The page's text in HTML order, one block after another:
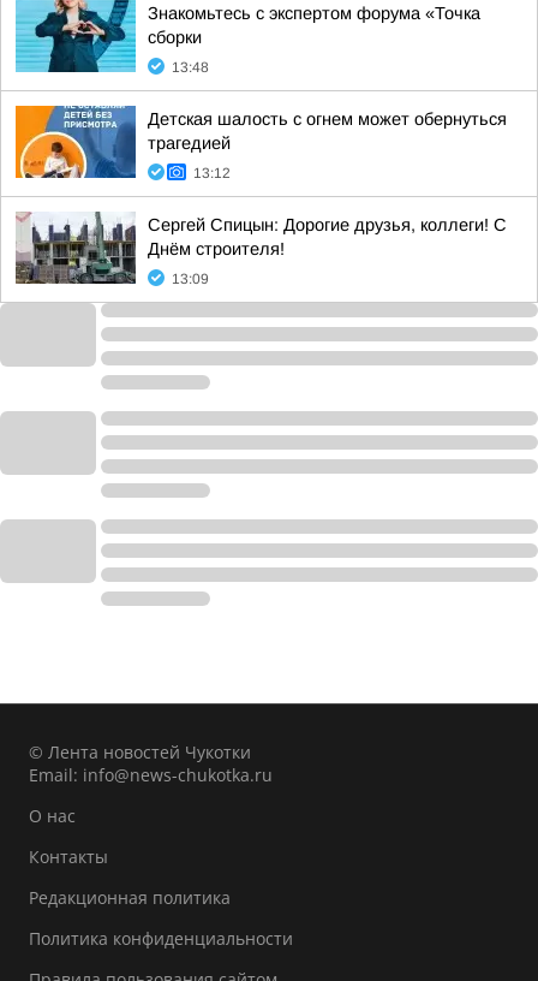
Знакомьтесь с экспертом форума «Точка
сборки
13:48
Детская шалость с огнем может обернуться
трагедией
13:12
Сергей Спицын: Дорогие друзья, коллеги! С
Днём строителя!
13:09
© Лента новостей Чукотки
Email: info@news-chukotka.ru
О нас
Контакты
Редакционная политика
Политика конфиденциальности